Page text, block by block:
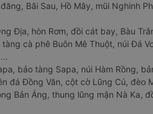
Bãi Sau, Hồ Mây, mũi Nghinh
Địa, hòn Rơm, đồi cát bay, Bàu
tàng cà phê Buôn Mê Thuột, núi Đá
bảo tàng Sapa, núi Hàm Rồng,
đá Đồng Văn, cột cờ Lũng Cú, đèo
Bản Áng, thung lũng mận Nà Ka,